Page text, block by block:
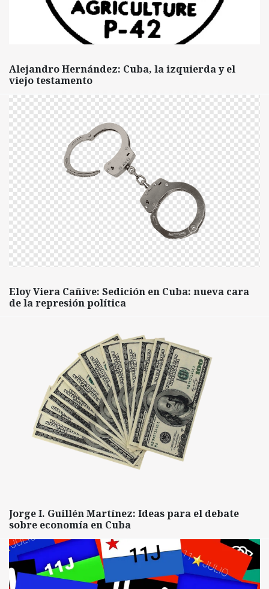
Alejandro Hernández: Cuba, la izquierda y el
viejo testamento
Eloy Viera Cañive: Sedición en Cuba: nueva cara
de la represión política
Jorge I. Guillén Martínez: Ideas para el debate
sobre economía en Cuba